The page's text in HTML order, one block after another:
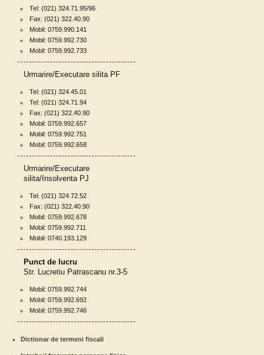
Tel: (021) 324.71.95/96
Fax: (021) 322.40.90
Mobil: 0759.990.141
Mobil: 0759.992.730
Mobil: 0759.992.733
Urmarire/Executare silita PF
Tel: (021) 324.45.01
Tel: (021) 324.71.94
Fax: (021) 322.40.90
Mobil: 0759.992.657
Mobil: 0759.992.751
Mobil: 0759.992.658
Urmarire/Executare
silita/Insolventa PJ
Tel: (021) 324.72.52
Fax: (021) 322.40.90
Mobil: 0759.992.678
Mobil: 0759.992.711
Mobil: 0740.193.129
Punct de lucru
Str. Lucretiu Patrascanu nr.3-5
Mobil: 0759.992.744
Mobil: 0759.992.692
Mobil: 0759.992.746
Dictionar de termeni fiscali